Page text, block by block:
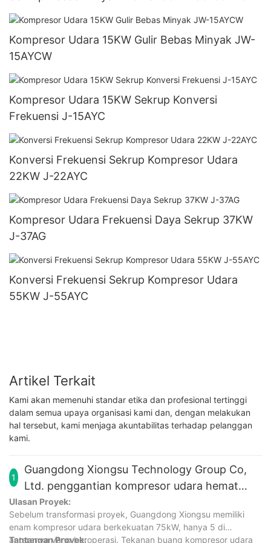
Kompresor Udara 15KW Gulir Bebas Minyak JW-
15AYCW
Kompresor Udara 15KW Sekrup Konversi
Frekuensi J-15AYC
Konversi Frekuensi Sekrup Kompresor Udara
22KW J-22AYC
Kompresor Udara Frekuensi Daya Sekrup 37KW
J-37AG
Konversi Frekuensi Sekrup Kompresor Udara
55KW J-55AYC
Artikel Terkait
Kami akan memenuhi standar etika dan profesional tertinggi
dalam semua upaya organisasi kami dan, dengan melakukan
hal tersebut, kami menjaga akuntabilitas terhadap pelanggan
kami.
1
Guangdong Xiongsu Technology Group Co,
Ltd. penggantian kompresor udara hemat
energi
Ulasan Proyek:
Sebelum transformasi proyek, Guangdong Xiongsu memiliki
enam kompresor udara berkekuatan 75kW, hanya 5 di
antaranya yang beroperasi. Tekanan buang kompresor udara
Tantangan Proyek: